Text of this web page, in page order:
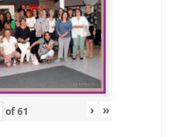
of61 › »